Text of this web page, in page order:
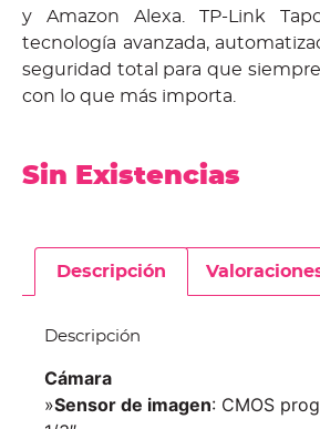
y Amazon Alexa. TP-Link
tecnología avanzada,
seguridad total para que
con lo que más importa.
Sin Existencias
Descripción
Descripción
Cámara
»Sensor de imagen: CMOS